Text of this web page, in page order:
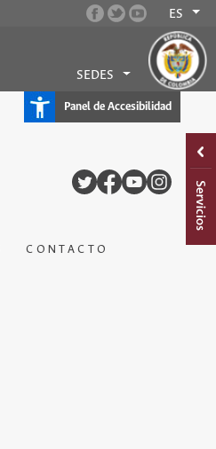
ES
SEDES
Panel de Accesibilidad
CONTACTO